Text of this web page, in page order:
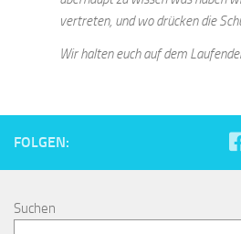
vertreten, und wo drücken die
Wir halten euch auf dem
FOLGEN:
Suchen